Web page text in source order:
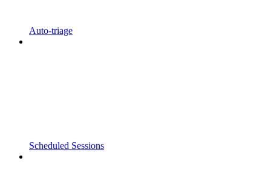
Auto-triage
Scheduled Sessions